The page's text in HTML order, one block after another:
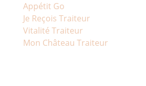
Appétit Go
Je Reçois Traiteur
Vitalité Traiteur
Mon Château Traiteur